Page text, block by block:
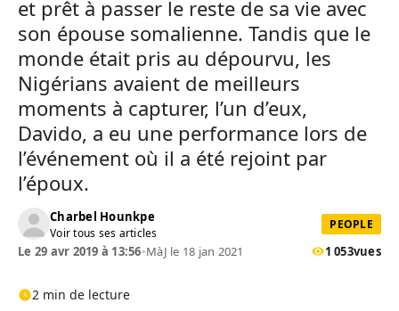
et prêt à passer le reste de sa vie avec
son épouse somalienne. Tandis que le
monde était pris au dépourvu, les
Nigérians avaient de meilleurs
moments à capturer, l’un d’eux,
Davido, a eu une performance lors de
l’événement où il a été rejoint par
l’époux.
Charbel Hounkpe
Voir tous ses articles
PEOPLE
Le 29 avr 2019 à 13:56•MàJ le 18 jan 2021 1 053vues
2 min de lecture